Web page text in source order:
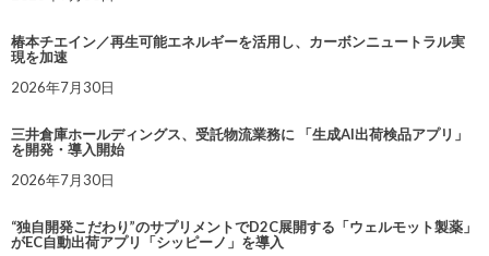
椿本チエイン／再生可能エネルギーを活用し、カーボンニュートラル実
現を加速
2026年7月30日
三井倉庫ホールディングス、受託物流業務に 「生成AI出荷検品アプリ」
を開発・導入開始
2026年7月30日
“独自開発こだわり”のサプリメントでD2C展開する「ウェルモット製薬」
がEC自動出荷アプリ「シッピーノ」を導入